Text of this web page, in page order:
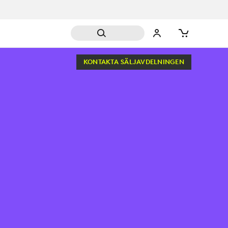
KONTAKTA SÄLJAVDELNINGEN